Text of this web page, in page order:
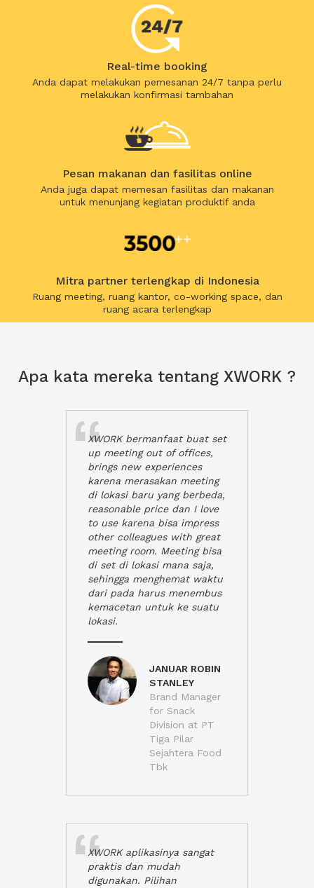
Real-time booking
Anda dapat melakukan pemesanan 24/7 tanpa perlu
melakukan konfirmasi tambahan
Pesan makanan dan fasilitas online
Anda juga dapat memesan fasilitas dan makanan
untuk menunjang kegiatan produktif anda
Mitra partner terlengkap di Indonesia
Ruang meeting, ruang kantor, co-working space, dan
ruang acara terlengkap
Apa kata mereka tentang XWORK ?
XWORK bermanfaat buat set
up meeting out of offices,
brings new experiences
karena merasakan meeting
di lokasi baru yang berbeda,
reasonable price dan I love
to use karena bisa impress
other colleagues with great
meeting room. Meeting bisa
di set di lokasi mana saja,
sehingga menghemat waktu
dari pada harus menembus
kemacetan untuk ke suatu
lokasi.
JANUAR ROBIN
STANLEY
Brand Manager
for Snack
Division at PT
Tiga Pilar
Sejahtera Food
Tbk
XWORK aplikasinya sangat
praktis dan mudah
digunakan. Pilihan